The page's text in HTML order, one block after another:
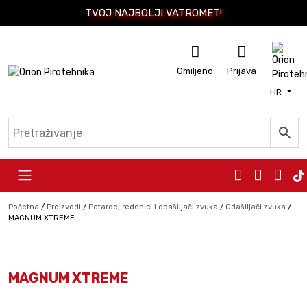
TVOJ NAJBOLJI VATROMET!
Omiljeno Prijava
HR
Početna / Proizvodi / Petarde, redenici i odašiljači zvuka / Odašiljači zvuka /
MAGNUM XTREME
MAGNUM XTREME